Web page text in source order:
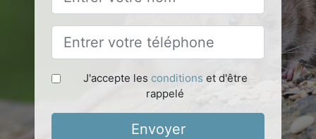
J'accepte les conditions et d'être
rappelé
Envoyer